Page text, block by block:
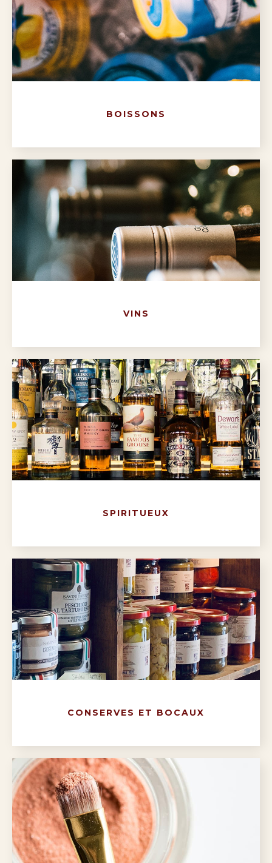
BOISSONS
VINS
SPIRITUEUX
CONSERVES ET BOCAUX